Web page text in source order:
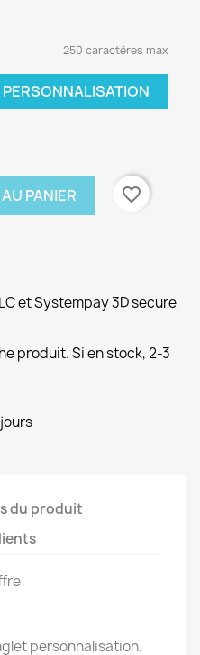
250 caractères max
PANIER favorite_border
et Systempay 3D secure
produit. Si en stock, 2-3
du produit
personnalisation.